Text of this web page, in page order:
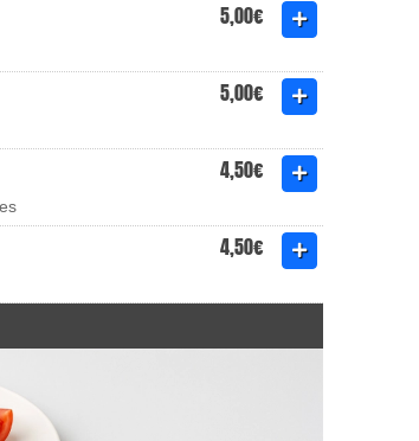
5,00€
5,00€
4,50€
4,50€